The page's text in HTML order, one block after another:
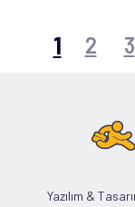
1 2 3
Yazılım &